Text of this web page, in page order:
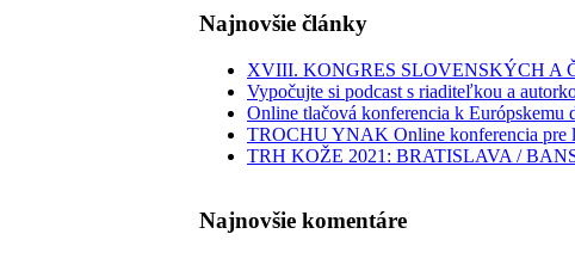
Najnovšie články
XVIII. KONGRES SLOVENSKÝCH A
Vypočujte si podcast s riaditeľkou a
Online tlačová konferencia k Európskemu
TROCHU YNAK Online konferencia pre
TRH KOŽE 2021: BRATISLAVA /
Najnovšie komentáre